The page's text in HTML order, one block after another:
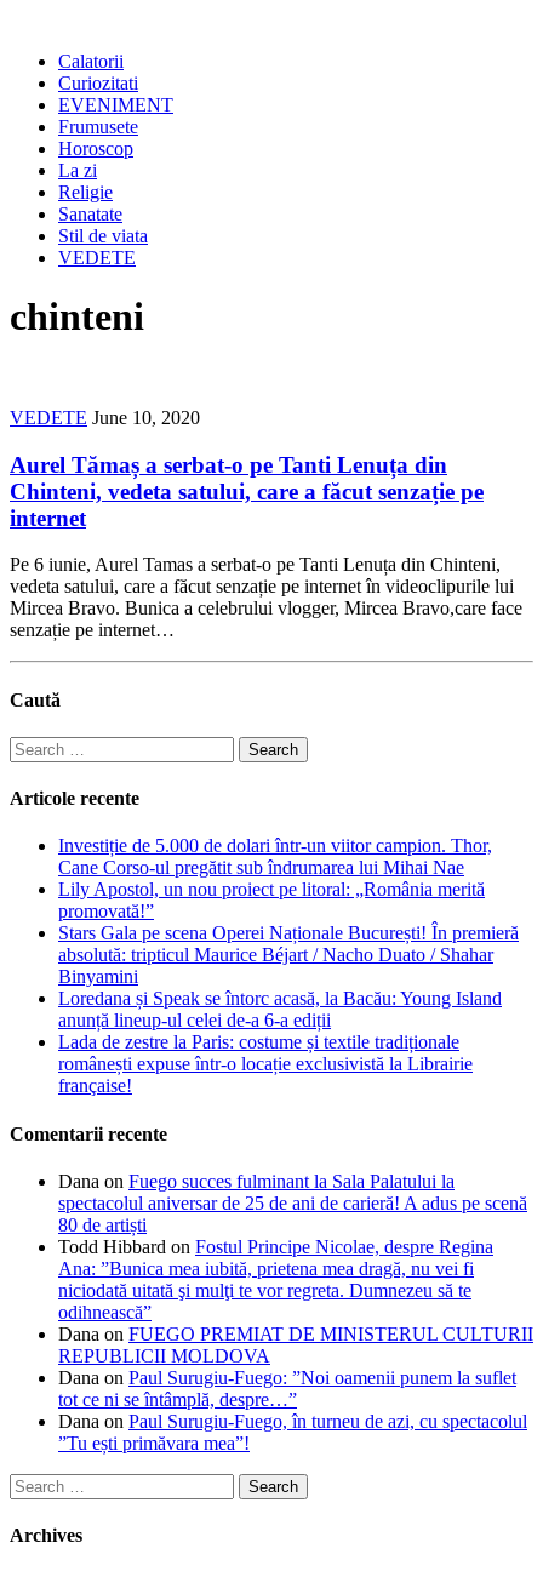
Calatorii
Curiozitati
EVENIMENT
Frumusete
Horoscop
La zi
Religie
Sanatate
Stil de viata
VEDETE
chinteni
VEDETE June 10, 2020
Aurel Tămaș a serbat-o pe Tanti Lenuța din
Chinteni, vedeta satului, care a făcut senzație pe
internet
Pe 6 iunie, Aurel Tamas a serbat-o pe Tanti Lenuța din Chinteni,
vedeta satului, care a făcut senzație pe internet în videoclipurile lui
Mircea Bravo. Bunica a celebrului vlogger, Mircea Bravo,care face
senzație pe internet…
Caută
Search
for:
Articole recente
Investiție de 5.000 de dolari într-un viitor campion. Thor,
Cane Corso-ul pregătit sub îndrumarea lui Mihai Nae
Lily Apostol, un nou proiect pe litoral: „România merită
promovată!”
Stars Gala pe scena Operei Naționale București! În premieră
absolută: tripticul Maurice Béjart / Nacho Duato / Shahar
Binyamini
Loredana și Speak se întorc acasă, la Bacău: Young Island
anunță lineup-ul celei de-a 6-a ediții
Lada de zestre la Paris: costume și textile tradiționale
românești expuse într-o locație exclusivistă la Librairie
française!
Comentarii recente
Dana on Fuego succes fulminant la Sala Palatului la
spectacolul aniversar de 25 de ani de carieră! A adus pe scenă
80 de artiști
Todd Hibbard on Fostul Principe Nicolae, despre Regina
Ana: ”Bunica mea iubită, prietena mea dragă, nu vei fi
niciodată uitată şi mulţi te vor regreta. Dumnezeu să te
odihnească”
Dana on FUEGO PREMIAT DE MINISTERUL CULTURII
REPUBLICII MOLDOVA
Dana on Paul Surugiu-Fuego: ”Noi oamenii punem la suflet
tot ce ni se întâmplă, despre…”
Dana on Paul Surugiu-Fuego, în turneu de azi, cu spectacolul
”Tu ești primăvara mea”!
Search
for:
Archives